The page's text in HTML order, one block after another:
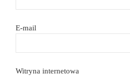
E-mail
Witryna internetowa